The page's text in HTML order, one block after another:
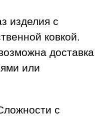
изделия с
ковкой.
доставка
или
с